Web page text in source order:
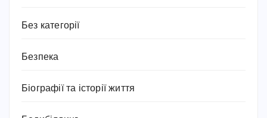
Без категорії
Безпека
Біографії та історії життя